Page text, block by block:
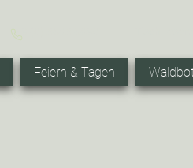
+49 (0) 3683 6890
Feiern & Tagen